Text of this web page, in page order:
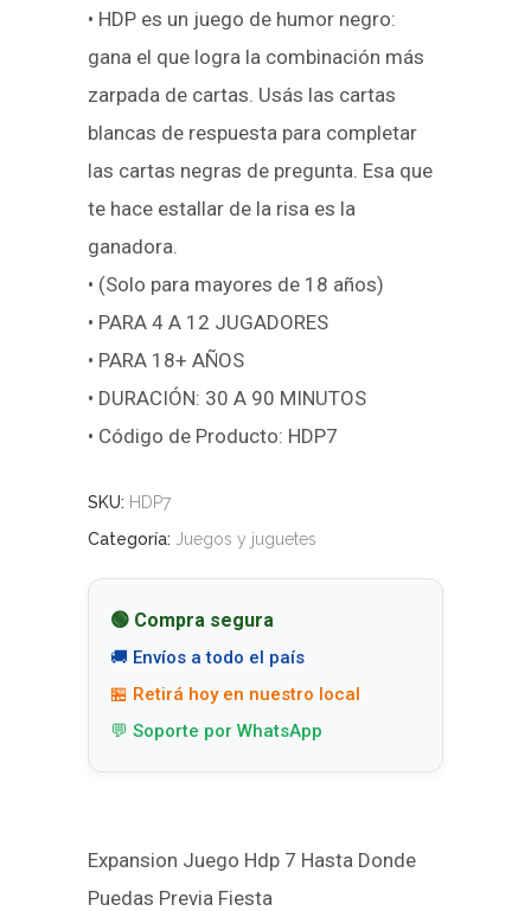
• HDP es un juego de humor negro:
gana el que logra la combinación más
zarpada de cartas. Usás las cartas
blancas de respuesta para completar
las cartas negras de pregunta. Esa que
te hace estallar de la risa es la
ganadora.
• (Solo para mayores de 18 años)
• PARA 4 A 12 JUGADORES
• PARA 18+ AÑOS
• DURACIÓN: 30 A 90 MINUTOS
• Código de Producto: HDP7
SKU: HDP7
Categoría: Juegos y juguetes
🟢 Compra segura
🚚 Envíos a todo el país
🏪 Retirá hoy en nuestro local
💬 Soporte por WhatsApp
Expansion Juego Hdp 7 Hasta Donde
Puedas Previa Fiesta